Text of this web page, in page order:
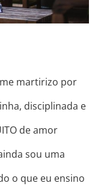
martirizo por
disciplinada e
de amor
sou uma
o que eu ensino